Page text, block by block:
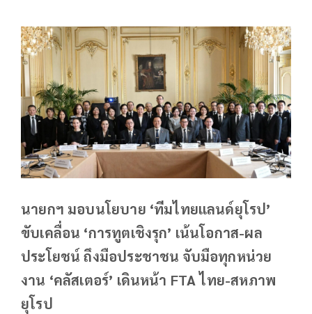
นายกฯ มอบนโยบาย ‘ทีมไทยแลนด์ยุโรป’
ขับเคลื่อน ‘การทูตเชิงรุก’ เน้นโอกาส-ผล
ประโยชน์ ถึงมือประชาชน จับมือทุกหน่วย
งาน ‘คลัสเตอร์’ เดินหน้า FTA ไทย-สหภาพ
ยุโรป